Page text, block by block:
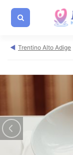
Trentino Alto Adige